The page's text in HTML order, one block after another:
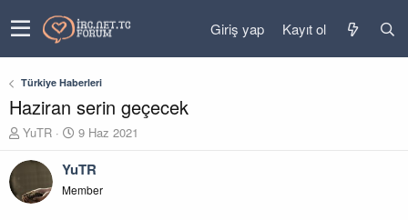
Giriş yap Kayıt ol
Türkiye Haberleri
Haziran serin geçecek
K
n
y
YuTR
B
ş
a
9 Haz 2021
YuTR
Member